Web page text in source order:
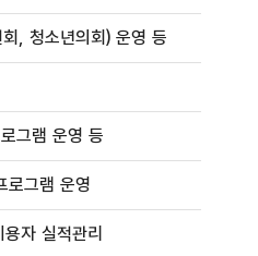
, 청소년의회) 운영 등
그램 운영 등
로그램 운영
자 실적관리